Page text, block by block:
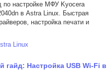
по настройке МФУ Kyocera
в Astra Linux. Быстрая
настройка печати и
Linux
гайд: Настройка USB Wi-Fi в